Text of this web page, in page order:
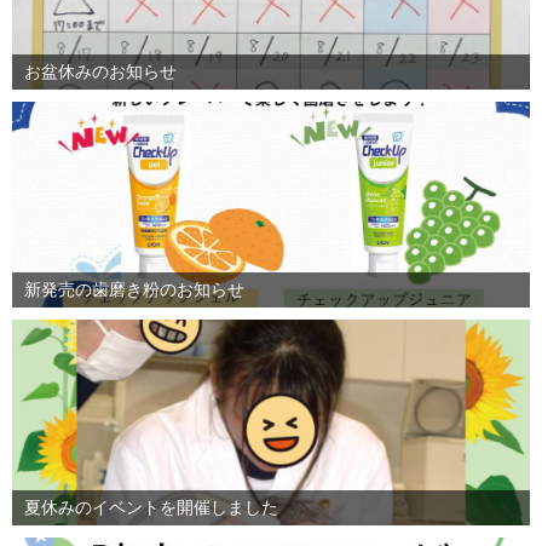
お盆休みのお知らせ
新発売の歯磨き粉のお知らせ
夏休みのイベントを開催しました